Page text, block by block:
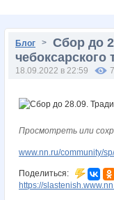
Блог > Сбор до
18.09.2022 в 22:59
Просмотреть или
www.nn.ru/community/
Поделиться:
https://